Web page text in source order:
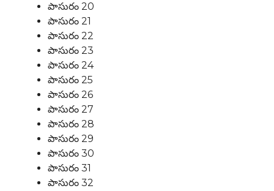
పాసురం 20
పాసురం 21
పాసురం 22
పాసురం 23
పాసురం 24
పాసురం 25
పాసురం 26
పాసురం 27
పాసురం 28
పాసురం 29
పాసురం 30
పాసురం 31
పాసురం 32